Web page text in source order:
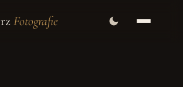
Fotografie